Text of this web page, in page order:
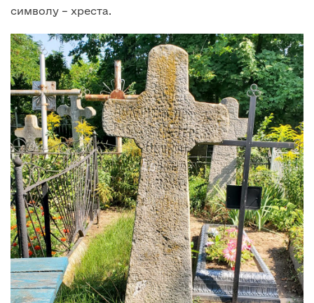
символу – хреста.